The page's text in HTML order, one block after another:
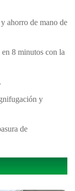
ahorro de mano de
8 minutos con la
y
de